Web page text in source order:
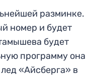
разминке.
номер и будет
будет
программу она
«Айсберга» в